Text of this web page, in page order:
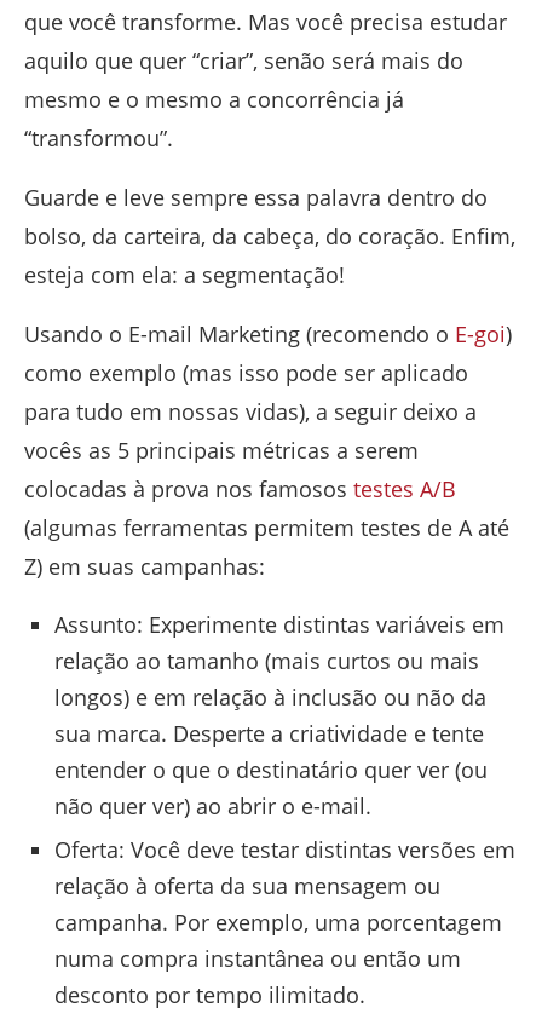
que você transforme. Mas você precisa estudar
aquilo que quer “criar”, senão será mais do
mesmo e o mesmo a concorrência já
“transformou”.
Guarde e leve sempre essa palavra dentro do
bolso, da carteira, da cabeça, do coração. Enfim,
esteja com ela: a segmentação!
Usando o E-mail Marketing (recomendo o E-goi)
como exemplo (mas isso pode ser aplicado
para tudo em nossas vidas), a seguir deixo a
vocês as 5 principais métricas a serem
colocadas à prova nos famosos testes A/B
(algumas ferramentas permitem testes de A até
Z) em suas campanhas:
Assunto: Experimente distintas variáveis em
relação ao tamanho (mais curtos ou mais
longos) e em relação à inclusão ou não da
sua marca. Desperte a criatividade e tente
entender o que o destinatário quer ver (ou
não quer ver) ao abrir o e-mail.
Oferta: Você deve testar distintas versões em
relação à oferta da sua mensagem ou
campanha. Por exemplo, uma porcentagem
numa compra instantânea ou então um
desconto por tempo ilimitado.